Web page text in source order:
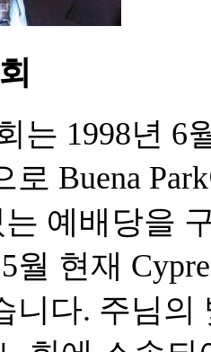
는 1998년 6
로 Buena
는 예배당을
월 현재
니다. 주님